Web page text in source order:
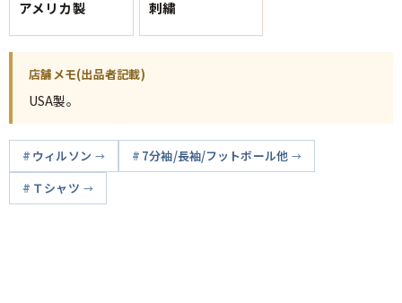
アメリカ製 刺繍
店舗メモ(出品者記載)
USA製。
ウィルソン
7分袖/長袖/フットボール他
Ｔシャツ